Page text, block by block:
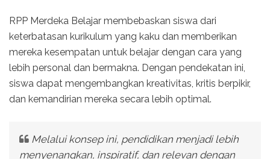
RPP Merdeka Belajar membebaskan siswa dari
keterbatasan kurikulum yang kaku dan memberikan
mereka kesempatan untuk belajar dengan cara yang
lebih personal dan bermakna. Dengan pendekatan ini,
siswa dapat mengembangkan kreativitas, kritis berpikir,
dan kemandirian mereka secara lebih optimal.
Melalui konsep ini, pendidikan menjadi lebih
menyenangkan, inspiratif, dan relevan dengan